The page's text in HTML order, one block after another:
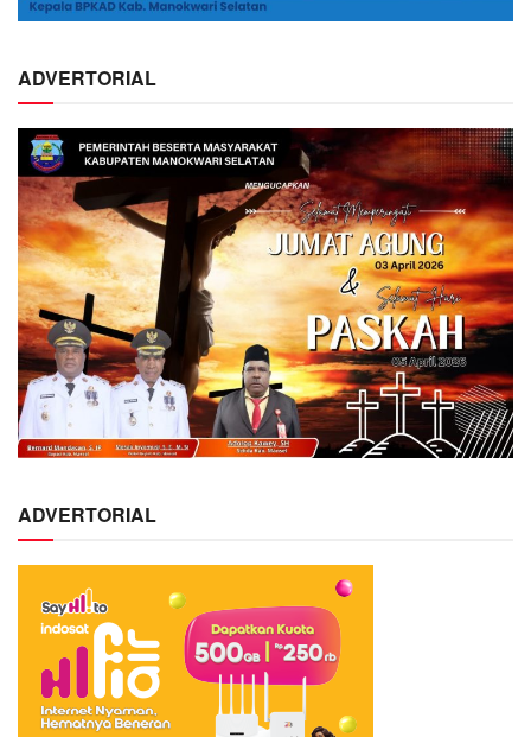
ADVERTORIAL
ADVERTORIAL